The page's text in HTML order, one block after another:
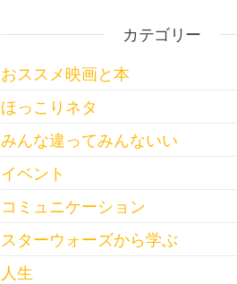
カテゴリー
おススメ映画と本
ほっこりネタ
みんな違ってみんないい
イベント
コミュニケーション
スターウォーズから学ぶ
人生